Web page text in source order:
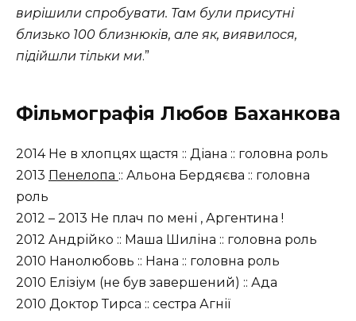
вирішили спробувати. Там були присутні
близько 100 близнюків, але як, виявилося,
підійшли тільки ми.”
Фільмографія Любов Баханкова
2014 Не в хлопцях щастя :: Діана :: головна роль
2013 Пенелопа :: Альона Бердяєва :: головна
роль
2012 – 2013 Не плач по мені , Аргентина !
2012 Андрійко :: Маша Шиліна :: головна роль
2010 Нанолюбовь :: Нана :: головна роль
2010 Елізіум (не був завершений) :: Ада
2010 Доктор Тирса :: сестра Агнії